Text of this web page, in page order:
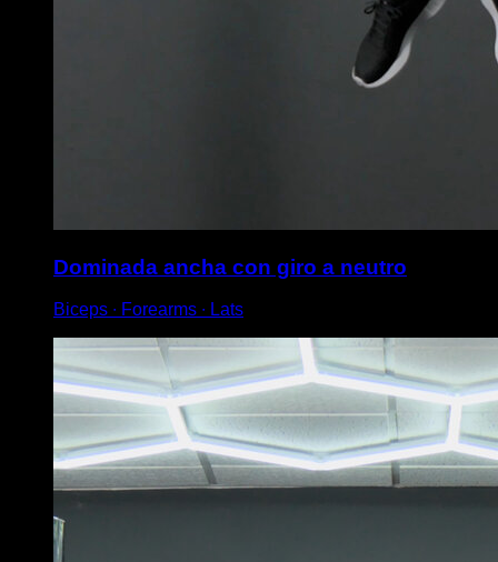
Dominada ancha con giro a neutro
Biceps ∙ Forearms ∙ Lats